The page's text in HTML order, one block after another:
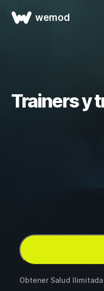
wemod
Trainers y
Obtener Salud